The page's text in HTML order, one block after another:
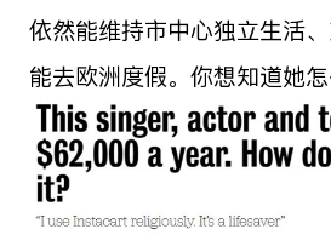
依然能维持市中心独立生活
能去欧洲度假。你想知道她怎